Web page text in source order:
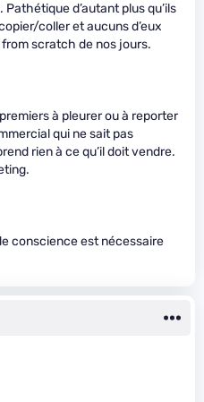
d’autant plus qu’ils
coller et aucuns d’eux
from scratch de nos jours.
à pleurer ou à reporter
qui ne sait pas
rien à ce qu’il doit vendre.
conscience est nécessaire